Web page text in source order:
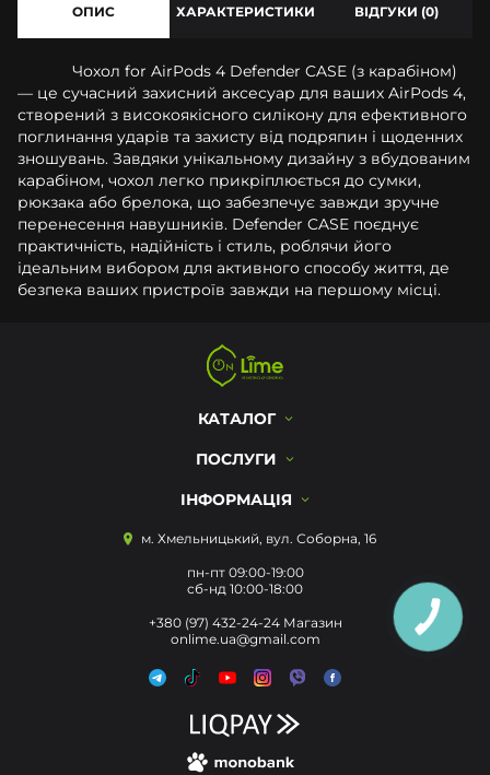
ОПИС ХАРАКТЕРИСТИКИ ВІДГУКИ (0)
Чохол for AirPods 4 Defender CASE (з карабіном)
— це сучасний захисний аксесуар для ваших AirPods 4,
створений з високоякісного силікону для ефективного
поглинання ударів та захисту від подряпин і щоденних
зношувань. Завдяки унікальному дизайну з вбудованим
карабіном, чохол легко прикріплюється до сумки,
рюкзака або брелока, що забезпечує завжди зручне
перенесення навушників. Defender CASE поєднує
практичність, надійність і стиль, роблячи його
ідеальним вибором для активного способу життя, де
безпека ваших пристроїв завжди на першому місці.
КАТАЛОГ
ПОСЛУГИ
ІНФОРМАЦІЯ
м. Хмельницький, вул. Соборна, 16
пн-пт 09:00-19:00
сб-нд 10:00-18:00
+380 (97) 432-24-24 Магазин
onlime.ua@gmail.com
КНОПКА
ЗВ'ЯЗКУ